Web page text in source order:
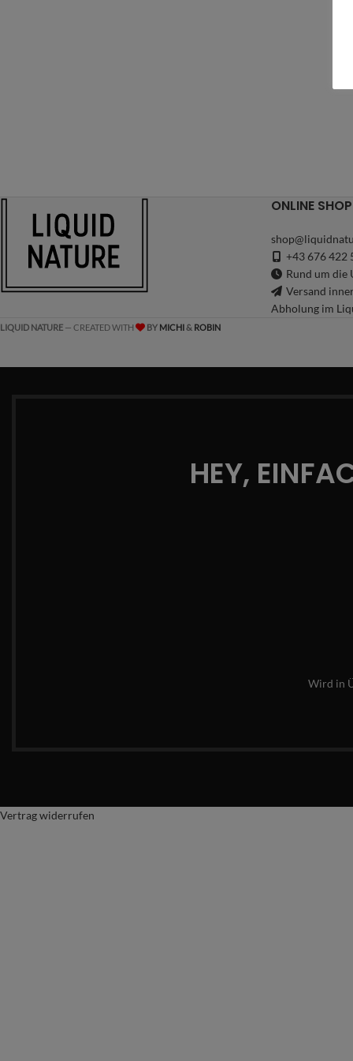
ONLINE SHOP
+43 676 422
Rund um die
Versand
Abholung im
LIQUID NATURE — CREATED WITH BY MICHI& ROBIN
HEY,
Wird in
Vertrag widerrufen